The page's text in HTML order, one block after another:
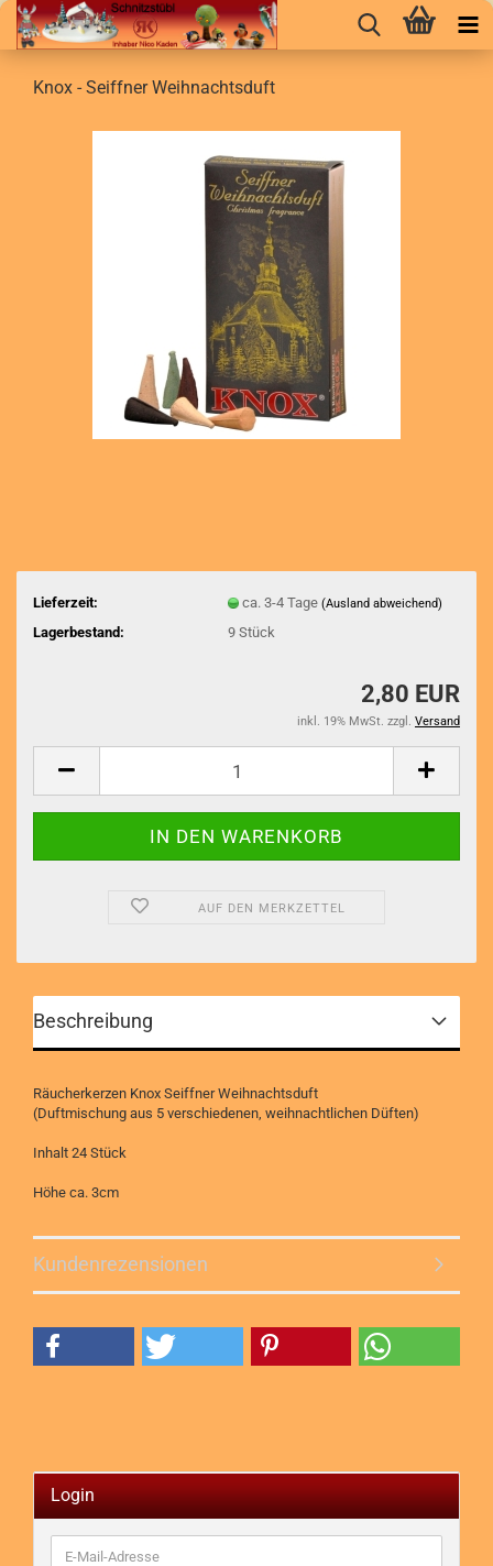
Knox - Seiffner Weihnachtsduft
Lieferzeit: ca. 3-4 Tage (Ausland abweichend)
Lagerbestand: 9 Stück
2,80 EUR
inkl. 19% MwSt. zzgl. Versand
AUF DEN MERKZETTEL
Beschreibung
Räucherkerzen Knox Seiffner Weihnachtsduft
(Duftmischung aus 5 verschiedenen, weihnachtlichen Düften)
Inhalt 24 Stück
Höhe ca. 3cm​
Kundenrezensionen
Login
E-